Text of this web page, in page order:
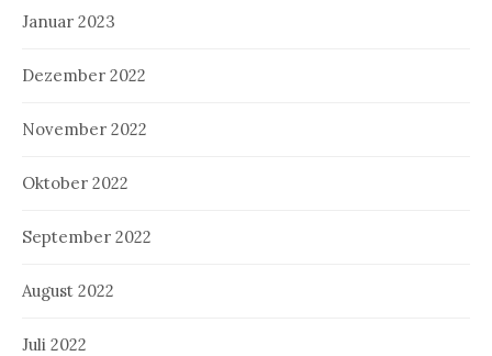
Januar 2023
Dezember 2022
November 2022
Oktober 2022
September 2022
August 2022
Juli 2022